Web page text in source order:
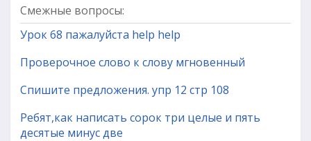
Смежные вопросы:
Урок 68 пажалуйста help help
Проверочное слово к слову мгновенный
Спишите предложения. упр 12 стр 108
Ребят,как написать сорок три целые и пять
десятые минус две